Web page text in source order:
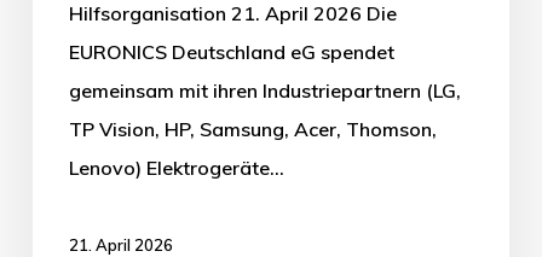
Hilfsorganisation 21. April 2026 Die
EURONICS Deutschland eG spendet
gemeinsam mit ihren Industriepartnern (LG,
TP Vision, HP, Samsung, Acer, Thomson,
Lenovo) Elektrogeräte…
21. April 2026